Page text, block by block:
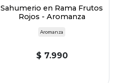
Sahumerio en Rama Frutos
Rojos - Aromanza
Aromanza
$ 7.990